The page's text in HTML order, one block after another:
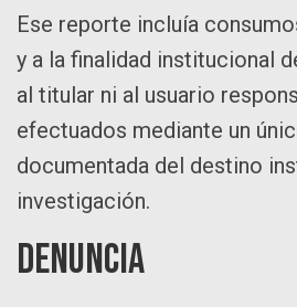
Ese reporte incluía
y a la finalidad institucional
al titular ni al usuario
efectuados mediante un
documentada del destino
investigación.
Denuncia